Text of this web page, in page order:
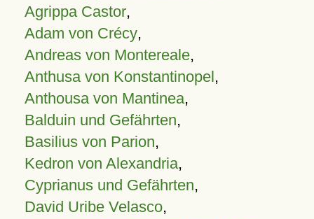
Agrippa Castor,
Adam von Crécy,
Andreas von Montereale,
Anthusa von Konstantinopel,
Anthousa von Mantinea,
Balduin und Gefährten,
Basilius von Parion,
Kedron von Alexandria,
Cyprianus und Gefährten,
David Uribe Velasco,